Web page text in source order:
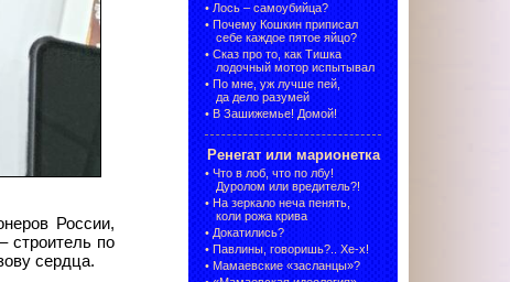
России,
строитель по
сердца.
• Лось – самоубийца?
• Почему Кошкин приписал
себе каждое пятое яйцо?
• Сказ про то, как Тишка
лодочный мотор испытывал
• По мне, уж лучше пей,
да дело разумей
• В Зашижемье! Домой!
Ренегат или марионетка
• Что в лоб, что по лбу!
Дуролом или вредитель?!
• На зеркало неча пенять,
коли рожа крива
• Докатились?
• Павлины, говоришь?.. Хе-х!
• Мамаевские «засланцы»?